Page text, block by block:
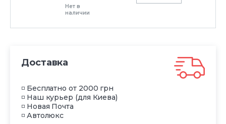
Нет в
наличии
Доставка
◽ Бесплатно от 2000 грн
◽ Наш курьер (для Киева)
◽ Новая Почта
◽ Автолюкс